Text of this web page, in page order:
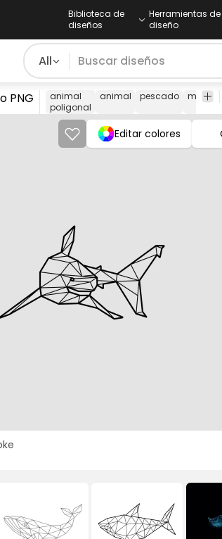
Biblioteca de
diseños
Herramientas de
diseño
All
PNG
animal
poligonal
animal pescado
Editar colores